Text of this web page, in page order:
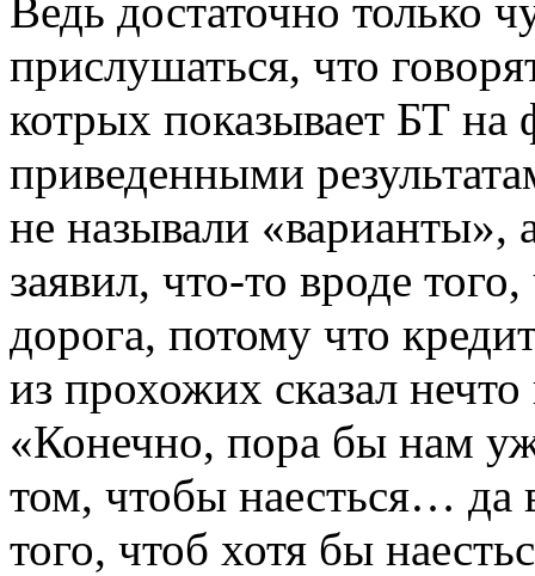
Ведь достаточно только
прислушаться, что
котрых показывает БТ
приведенными
не называли «варианты»,
заявил, что-то вроде
дорога, потому что
из прохожих сказал
«Конечно, пора бы нам
том, чтобы наесться… да
того, чтоб хотя бы